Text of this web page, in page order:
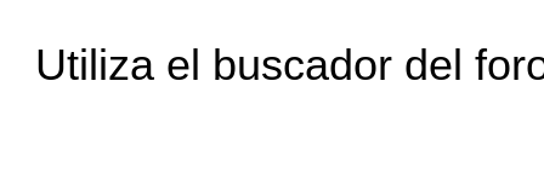
Utiliza el buscador del